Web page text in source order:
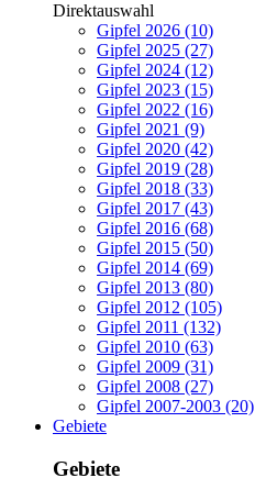
Direktauswahl
Gipfel 2026 (10)
Gipfel 2025 (27)
Gipfel 2024 (12)
Gipfel 2023 (15)
Gipfel 2022 (16)
Gipfel 2021 (9)
Gipfel 2020 (42)
Gipfel 2019 (28)
Gipfel 2018 (33)
Gipfel 2017 (43)
Gipfel 2016 (68)
Gipfel 2015 (50)
Gipfel 2014 (69)
Gipfel 2013 (80)
Gipfel 2012 (105)
Gipfel 2011 (132)
Gipfel 2010 (63)
Gipfel 2009 (31)
Gipfel 2008 (27)
Gipfel 2007-2003 (20)
Gebiete
Gebiete